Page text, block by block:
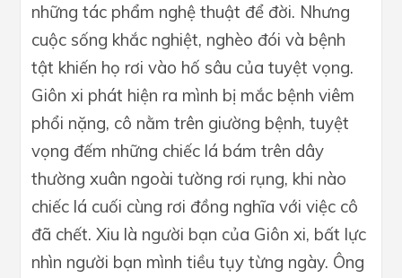
những tác phẩm nghệ thuật để đời. Nhưng
cuộc sống khắc nghiệt, nghèo đói và bệnh
tật khiến họ rơi vào hố sâu của tuyệt vọng.
Giôn xi phát hiện ra mình bị mắc bệnh viêm
phổi nặng, cô nằm trên giường bệnh, tuyệt
vọng đếm những chiếc lá bám trên dây
thường xuân ngoài tường rơi rụng, khi nào
chiếc lá cuối cùng rơi đồng nghĩa với việc cô
đã chết. Xiu là người bạn của Giôn xi, bất lực
nhìn người bạn mình tiều tụy từng ngày. Ông